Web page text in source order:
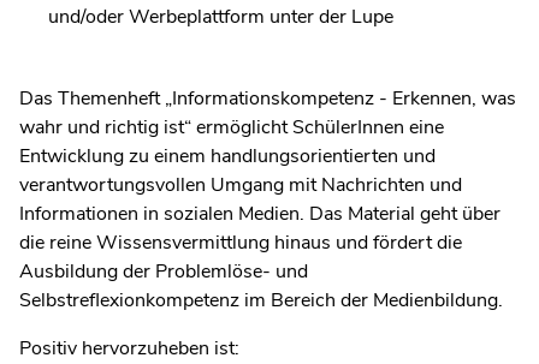
und/oder Werbeplattform unter der Lupe
Das Themenheft „Informationskompetenz - Erkennen, was
wahr und richtig ist“ ermöglicht SchülerInnen eine
Entwicklung zu einem handlungsorientierten und
verantwortungsvollen Umgang mit Nachrichten und
Informationen in sozialen Medien. Das Material geht über
die reine Wissensvermittlung hinaus und fördert die
Ausbildung der Problemlöse- und
Selbstreflexionkompetenz im Bereich der Medienbildung.
Positiv hervorzuheben ist: